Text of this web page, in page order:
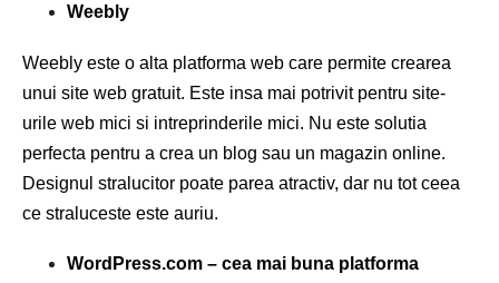
Weebly
Weebly este o alta platforma web care permite crearea
unui site web gratuit. Este insa mai potrivit pentru site-
urile web mici si intreprinderile mici. Nu este solutia
perfecta pentru a crea un blog sau un magazin online.
Designul stralucitor poate parea atractiv, dar nu tot ceea
ce straluceste este auriu.
WordPress.com – cea mai buna platforma